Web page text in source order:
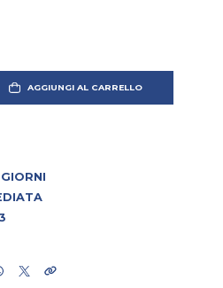
AGGIUNGI AL CARRELLO